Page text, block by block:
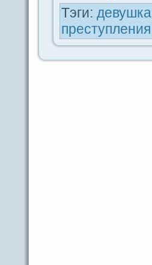
Тэги: дeвушка
преступления